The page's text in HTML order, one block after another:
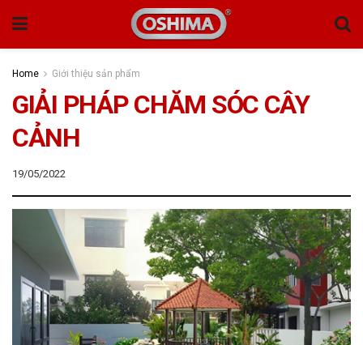
Home Giới thiệu sản phẩm
GIẢI PHÁP CHĂM SÓC CÂY
CẢNH
19/05/2022